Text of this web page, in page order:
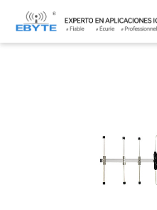
Home > Accessoires >